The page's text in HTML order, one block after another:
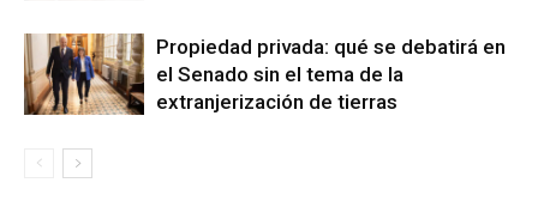
Propiedad privada: qué se debatirá en
el Senado sin el tema de la
extranjerización de tierras